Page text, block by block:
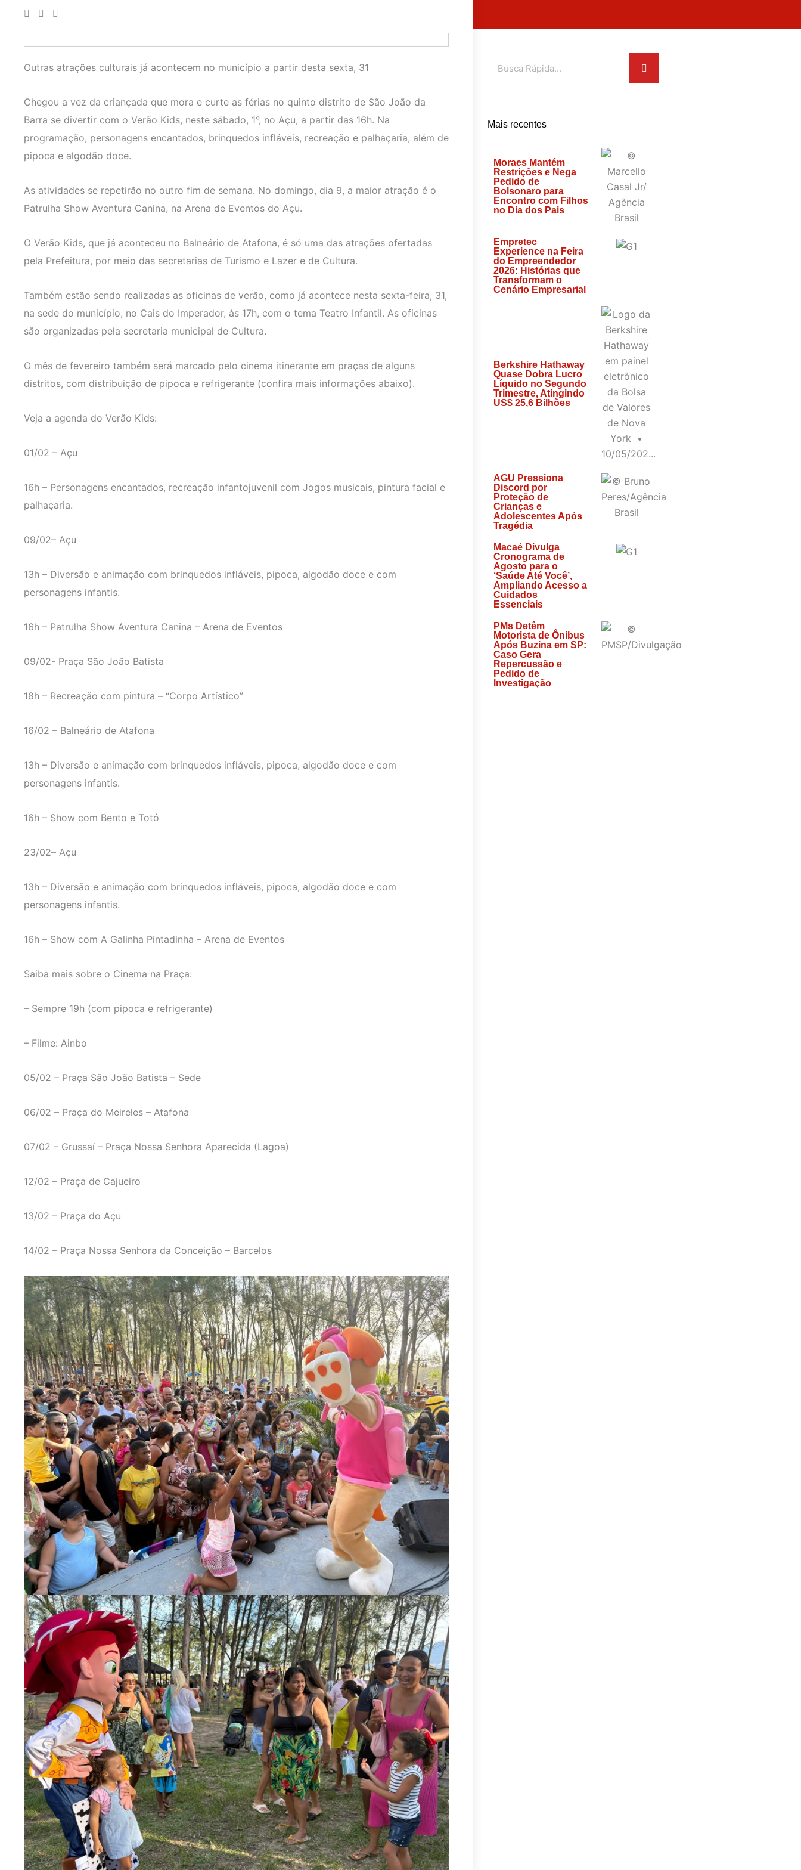
Outras atrações culturais já acontecem no município a partir desta sexta, 31
Chegou a vez da criançada que mora e curte as férias no quinto distrito de São João da
Barra se divertir com o Verão Kids, neste sábado, 1°, no Açu, a partir das 16h. Na
programação, personagens encantados, brinquedos infláveis, recreação e palhaçaria, além de
pipoca e algodão doce.
As atividades se repetirão no outro fim de semana. No domingo, dia 9, a maior atração é o
Patrulha Show Aventura Canina, na Arena de Eventos do Açu.
O Verão Kids, que já aconteceu no Balneário de Atafona, é só uma das atrações ofertadas
pela Prefeitura, por meio das secretarias de Turismo e Lazer e de Cultura.
Também estão sendo realizadas as oficinas de verão, como já acontece nesta sexta-feira, 31,
na sede do município, no Cais do Imperador, às 17h, com o tema Teatro Infantil. As oficinas
são organizadas pela secretaria municipal de Cultura.
O mês de fevereiro também será marcado pelo cinema itinerante em praças de alguns
distritos, com distribuição de pipoca e refrigerante (confira mais informações abaixo).
Veja a agenda do Verão Kids:
01/02 – Açu
16h – Personagens encantados, recreação infantojuvenil com Jogos musicais, pintura facial e
palhaçaria.
09/02– Açu
13h – Diversão e animação com brinquedos infláveis, pipoca, algodão doce e com
personagens infantis.
16h – Patrulha Show Aventura Canina – Arena de Eventos
09/02- Praça São João Batista
18h – Recreação com pintura – “Corpo Artístico”
16/02 – Balneário de Atafona
13h – Diversão e animação com brinquedos infláveis, pipoca, algodão doce e com
personagens infantis.
16h – Show com Bento e Totó
23/02– Açu
13h – Diversão e animação com brinquedos infláveis, pipoca, algodão doce e com
personagens infantis.
16h – Show com A Galinha Pintadinha – Arena de Eventos
Saiba mais sobre o Cinema na Praça:
– Sempre 19h (com pipoca e refrigerante)
– Filme: Ainbo
05/02 – Praça São João Batista – Sede
06/02 – Praça do Meireles – Atafona
07/02 – Grussaí – Praça Nossa Senhora Aparecida (Lagoa)
12/02 – Praça de Cajueiro
13/02 – Praça do Açu
14/02 – Praça Nossa Senhora da Conceição – Barcelos
Mais recentes
Moraes Mantém
Restrições e Nega
Pedido de
Bolsonaro para
Encontro com Filhos
no Dia dos Pais
Empretec
Experience na Feira
do Empreendedor
2026: Histórias que
Transformam o
Cenário Empresarial
Berkshire Hathaway
Quase Dobra Lucro
Líquido no Segundo
Trimestre, Atingindo
US$ 25,6 Bilhões
AGU Pressiona
Discord por
Proteção de
Crianças e
Adolescentes Após
Tragédia
Macaé Divulga
Cronograma de
Agosto para o
‘Saúde Até Você’,
Ampliando Acesso a
Cuidados
Essenciais
PMs Detêm
Motorista de Ônibus
Após Buzina em SP:
Caso Gera
Repercussão e
Pedido de
Investigação